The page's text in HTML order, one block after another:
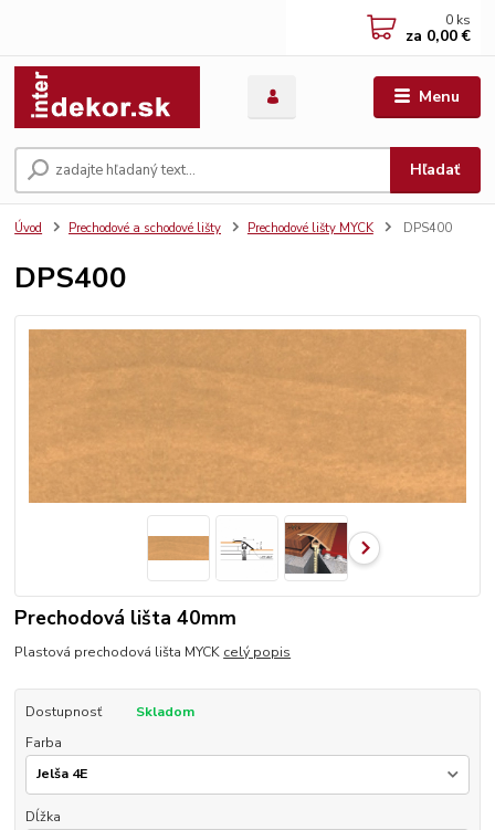
Menu
Hľadať
0 ks
za 0,00 €
Úvod Prechodové a schodové lišty Prechodové lišty MYCK DPS400
DPS400
Prechodová lišta 40mm
Plastová prechodová lišta MYCK celý popis
Dostupnosť
Skladom
Farba
Dĺžka